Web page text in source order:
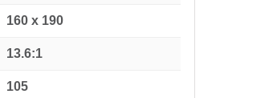
160 х 190
13.6:1
105